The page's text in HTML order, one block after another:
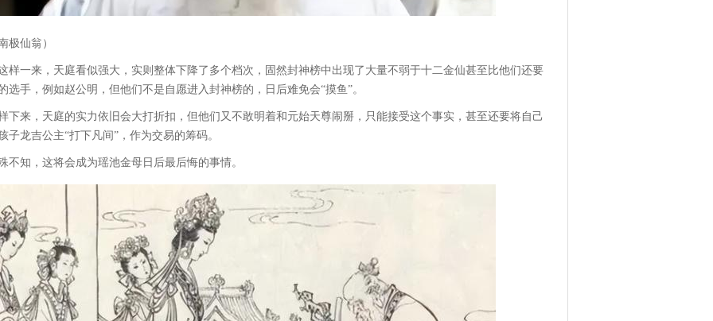
极仙翁）
样一来，天庭看似强大，实则整体下降了多个档次，固然封神榜中出现了大量不弱于十二金仙甚至比他们还要
选手，例如赵公明，但他们不是自愿进入封神榜的，日后难免会“摸鱼”。
下来，天庭的实力依旧会大打折扣，但他们又不敢明着和元始天尊闹掰，只能接受这个事实，甚至还要将自己
子龙吉公主“打下凡间”，作为交易的筹码。
不知，这将会成为瑶池金母日后最后悔的事情。